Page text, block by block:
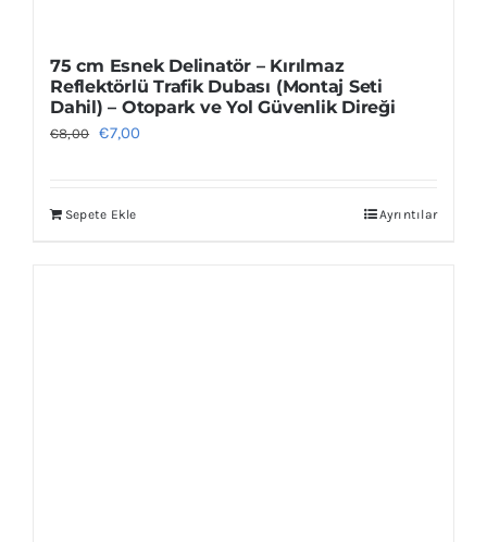
75 cm Esnek Delinatör – Kırılmaz
Reflektörlü Trafik Dubası (Montaj Seti
Dahil) – Otopark ve Yol Güvenlik Direği
€8,00 Orijinal
€7,00
Sepete Ekle Ayrıntılar